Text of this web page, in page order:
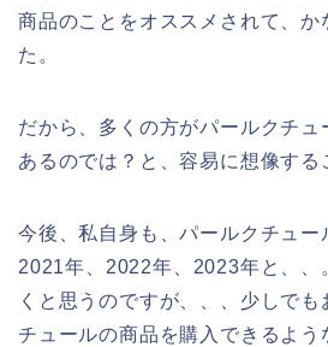
商品のことをオススメされて、か
た。
だから、多くの方がパールクチュ
あるのでは？と、容易に想像する
今後、私自身も、パールクチュー
2021年、2022年、2023年と、、
くと思うのですが、、、少しでも
チュールの商品を購入できるよう